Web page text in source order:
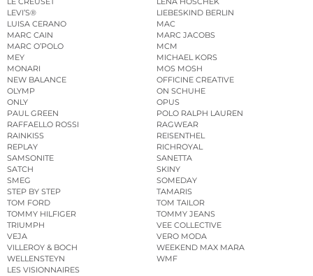
LEVI’S®
LIEBESKIND BERLIN
LUISA CERANO
MAC
MARC CAIN
MARC JACOBS
MARC O’POLO
MCM
MEY
MICHAEL KORS
MONARI
MOS MOSH
NEW BALANCE
OFFICINE CREATIVE
OLYMP
ON SCHUHE
ONLY
OPUS
PAUL GREEN
POLO RALPH LAUREN
RAFFAELLO ROSSI
RAGWEAR
RAINKISS
REISENTHEL
REPLAY
RICHROYAL
SAMSONITE
SANETTA
SATCH
SKINY
SMEG
SOMEDAY
STEP BY STEP
TAMARIS
TOM FORD
TOM TAILOR
TOMMY HILFIGER
TOMMY JEANS
TRIUMPH
VEE COLLECTIVE
VEJA
VERO MODA
VILLEROY & BOCH
WEEKEND MAX MARA
WELLENSTEYN
WMF
LES VISIONNAIRES